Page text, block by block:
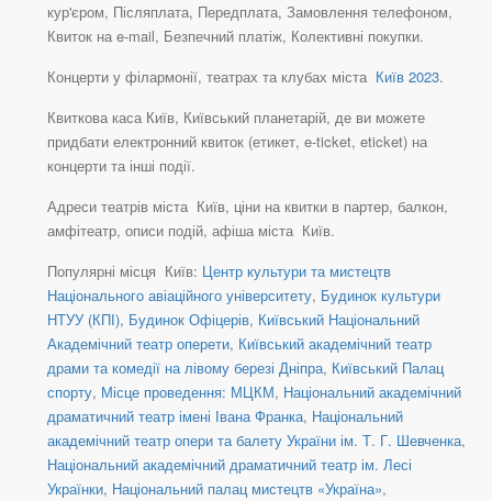
кур'єром, Післяплата, Передплата, Замовлення телефоном,
Квиток на e-mail, Безпечний платіж, Колективні покупки.
Концерти у філармонії, театрах та клубах міста Київ 2023.
Квиткова каса Київ, Київський планетарій, де ви можете
придбати електронний квиток (етикет, e-ticket, eticket) на
концерти та інші події.
Адреси театрів міста Київ, ціни на квитки в партер, балкон,
амфітеатр, описи подій, афіша міста Київ.
Популярні місця Київ: Центр культури та мистецтв
Національного авіаційного університету, Будинок культури
НТУУ (КПІ), Будинок Офіцерів, Київський Національний
Академічний театр оперети, Київський академічний театр
драми та комедії на лівому березі Дніпра, Київський Палац
спорту, Місце проведення: МЦКМ, Національний академічний
драматичний театр імені Івана Франка, Національний
академічний театр опери та балету України ім. Т. Г. Шевченка,
Національний академічний драматичний театр ім. Лесі
Українки, Національний палац мистецтв «Україна»,